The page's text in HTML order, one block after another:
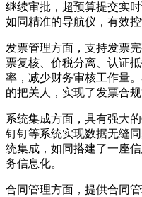
继续审批，超预算提交实
如同精准的导航仪，有效控
发票管理方面，支持发票
票复核、价税分离、认证
率，减少财务审核工作量
的把关人，实现了发票合规
系统集成方面，具有强大
钉钉等系统实现数据无缝
统集成，如同搭建了一座
务信息化。
合同管理方面，提供合同